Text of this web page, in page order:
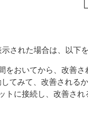
された場合は、以下
をおいてから、改善さ
てみて、改善される
トに接続し、改善され